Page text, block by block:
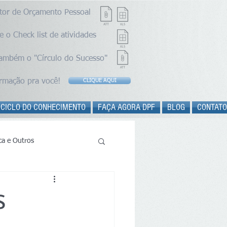
pra você! CLIQUE AQUI
de Orçamento Pessoal
o "Círculo do Sucesso"
o Check list de atividades
DO CONHECIMENTO FAÇA AGORA DPF BLOG CONTATO
e Outros